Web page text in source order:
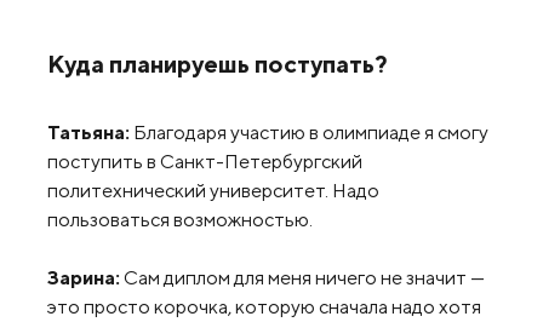
Куда планируешь поступать?
Татьяна: Благодаря участию в олимпиаде я смогу
поступить в Санкт-Петербургский
политехнический университет. Надо
пользоваться возможностью.
Зарина: Сам диплом для меня ничего не значит —
это просто корочка, которую сначала надо хотя